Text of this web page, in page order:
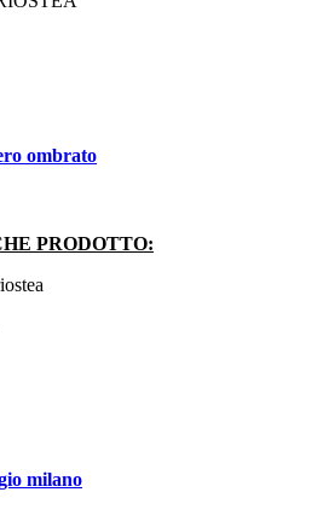
ombrato
PRODOTTO:
milano